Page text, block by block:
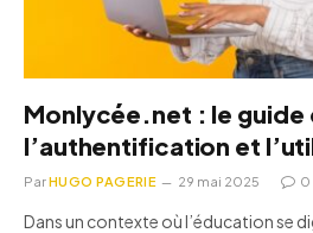
Monlycée.net : le
l’authentification et
ParHUGO PAGERIE 29 mai 2025 0
Dans un contexte où l’éducation se